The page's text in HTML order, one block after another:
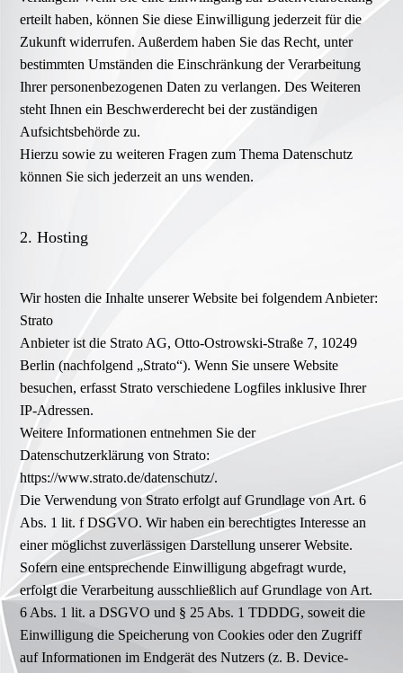
erteilt haben, können Sie diese Einwilligung jederzeit für die
Zukunft widerrufen. Außerdem haben Sie das Recht, unter
bestimmten Umständen die Einschränkung der Verarbeitung
Ihrer personenbezogenen Daten zu verlangen. Des Weiteren
steht Ihnen ein Beschwerderecht bei der zuständigen
Aufsichtsbehörde zu.
Hierzu sowie zu weiteren Fragen zum Thema Datenschutz
können Sie sich jederzeit an uns wenden.
2. Hosting
Wir hosten die Inhalte unserer Website bei folgendem Anbieter:
Strato
Anbieter ist die Strato AG, Otto-Ostrowski-Straße 7, 10249
Berlin (nachfolgend „Strato“). Wenn Sie unsere Website
besuchen, erfasst Strato verschiedene Logfiles inklusive Ihrer
IP-Adressen.
Weitere Informationen entnehmen Sie der
Datenschutzerklärung von Strato:
https://www.strato.de/datenschutz/.
Die Verwendung von Strato erfolgt auf Grundlage von Art. 6
Abs. 1 lit. f DSGVO. Wir haben ein berechtigtes Interesse an
einer möglichst zuverlässigen Darstellung unserer Website.
Sofern eine entsprechende Einwilligung abgefragt wurde,
erfolgt die Verarbeitung ausschließlich auf Grundlage von Art.
6 Abs. 1 lit. a DSGVO und § 25 Abs. 1 TDDDG, soweit die
Einwilligung die Speicherung von Cookies oder den Zugriff
auf Informationen im Endgerät des Nutzers (z. B. Device-